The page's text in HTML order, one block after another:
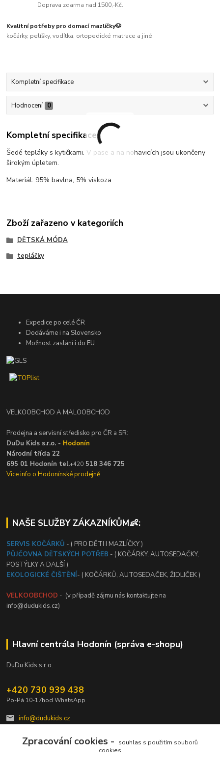
Doprava zdarma nad 1500,-Kč.
Kvalitní potřeby pro domací mazlíčky🐶
kočárky, pelíšky, vodítka, ortopedické matrace a jiné
Kompletní specifikace
Hodnocení 0
Kompletní specifikace
Šedé tepláky s kytičkami. V pase a na nohavicích jsou ukončeny
širokým úpletem.
Materiál: 95% bavlna, 5% viskoza
Zboží zařazeno v kategoriích
DĚTSKÁ MÓDA
tepláčky
Expedice po celé ČR
Dodáváme i na Slovensko
Možnost zaslání i do EU
VELKOOBCHOD A MALOOBCHOD
Prodejna a servisní středisko pro ČR a SR:
DuDu Kids s.r.o. - Hodonín
Národní třída 22
695 01 Hodonín tel.+420 518 346 725
Vice info o Hodonínské prodejně
NAŠE SLUŽBY ZÁKAZNÍKŮM👶:
SERVIS KOČÁRKŮ - ( PRO DĚTI I MAZLÍČKY )
PŮJČOVNA DĚTSKÝCH POTŘEB - ( KOČÁRKY, AUTOSEDAČKY,
POSTÝLKY A DALŠÍ )
EKOLOGICKÉ ČIŠTĚNÍ- ( KOČÁRKŮ, AUTOSEDAČEK, ŽIDLIČEK )
VELKOOBCHOD - (v případě zájmu nás kontaktujte na
info@dudukids.cz)
Hlavní centrála Hodonín (správa e-shopu)
DuDu Kids s.r.o.
+420 730 939 438
Po-Pá 10-17hod WhatsApp
info@dudukids.cz
Zpracování cookies - souhlas s použitím souborů
cookies